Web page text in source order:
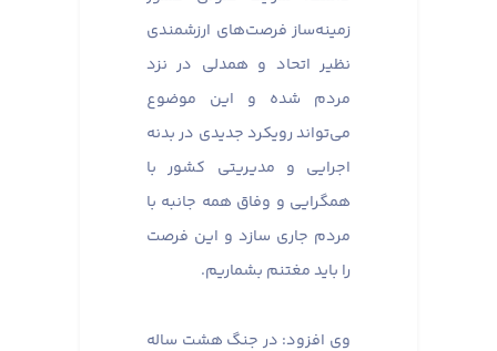
زمینه‌ساز فرصت‌های ارزشمندی
نظیر اتحاد و همدلی در نزد
مردم شده و این موضوع
می‌تواند رویکرد جدیدی در بدنه
اجرایی و مدیریتی کشور با
همگرایی و وفاق همه جانبه با
مردم جاری سازد و این فرصت
را باید مغتنم بشماریم.
وی افزود: در جنگ هشت ساله